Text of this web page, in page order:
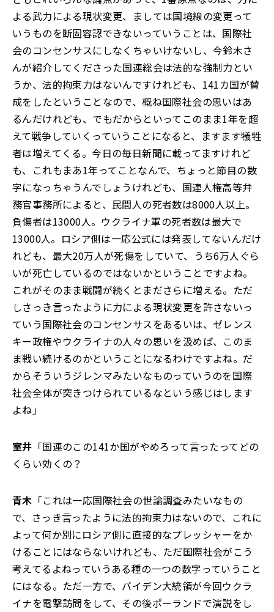
よる武力による現状変更、ましては国境線の変更って
いうものを断固容認できないっていうことは、国際社
会のコンセンサスにしなくちゃいけないし、今鈴木さ
んが紹介してくださった国連総会は法的な強制力とい
うか、法的拘束力はないんですけれども、141カ国が賛
成をしたということなので、概ね国際社会の思いはあ
るんだけれども、でもだからといってこのまま1年を超
えて戦争していくっていうことになると、ますます犠牲
者は増えてくる。今日の毎日新聞に載ってますけれど
も、これもまあ1年ってことなんで、ちょっと節目の数
字になっちゃうんでしょうけれども、国連人権高等弁
務官事務所によると、民間人の死者数は8000人以上。
負傷者は13000人。ウクライナ軍の死者数は最大で
13000人。ロシア側は一応公式には発表してないんだけ
れども、最大20万人が死傷をしていて、うち6万人ぐら
いが死亡しているのではないかということですよね。
これがそのまま戦闘が続くとまださらに増える。ただ
しさっき言ったように力による現状変更を許さないっ
ていう国際社会のコンセンサスをあるいは、ゼレンス
キー政権やウクライナの人々の思いを汲めば、このま
ま戦い続けるのかということになるわけですよね。だ
からそういうジレンマみたいなものっていうのを国際
社会全体が突きつけられているなという感じはします
よね」
室井 「国連のこの141か国がやめろって言ったってどの
くらい効くの？
青木 「これは一応国際社会の世論調査みたいなもの
で、さっき言ったように法的拘束力はないので、これに
よって何か別にロシア側に直接的なプレッシャーをか
けることにはならないけれども、ただ国際社会がこう
考えてるよねっていうある種の一つの数字っていうこと
にはなる。ただ一方で、バイデン大統領が今回ウクラ
イナを電撃訪問をして、その後ポーランドで演説をし